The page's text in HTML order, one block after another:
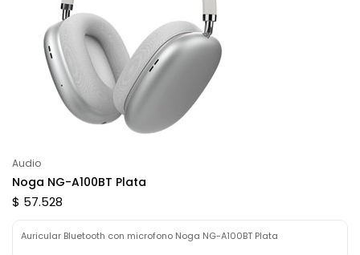
Audio
Noga NG-A100BT Plata
$ 57.528
Auricular Bluetooth con microfono Noga NG-A100BT Plata